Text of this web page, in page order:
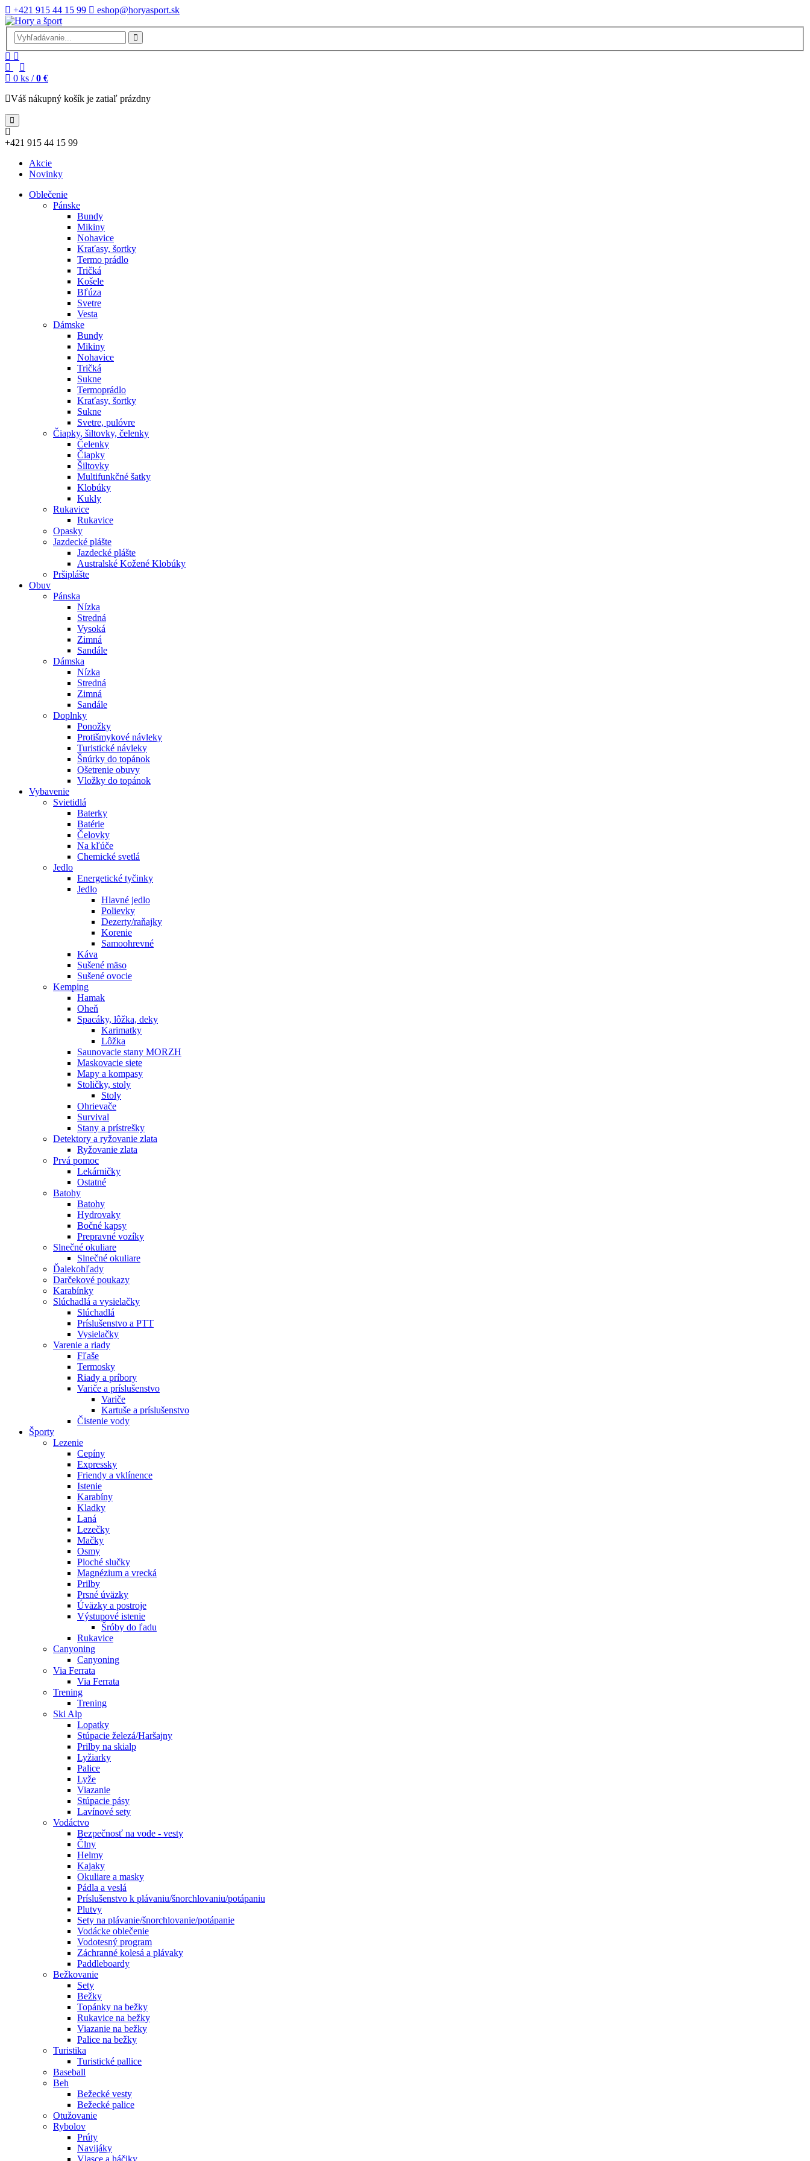
+421 915 44 15 99 eshop@horyasport.sk
0 ks / 0 €
Váš nákupný košík je zatiaľ prázdny
+421 915 44 15 99
Akcie
Novinky
Oblečenie
Pánske
Bundy
Mikiny
Nohavice
Kraťasy, šortky
Termo prádlo
Tričká
Košele
Bľúza
Svetre
Vesta
Dámske
Bundy
Mikiny
Nohavice
Tričká
Sukne
Termoprádlo
Kraťasy, šortky
Sukne
Svetre, pulóvre
Čiapky, šiltovky, čelenky
Čelenky
Čiapky
Šiltovky
Multifunkčné šatky
Klobúky
Kukly
Rukavice
Rukavice
Opasky
Jazdecké plášte
Jazdecké plášte
Australské Kožené Klobúky
Pršiplášte
Obuv
Pánska
Nízka
Stredná
Vysoká
Zimná
Sandále
Dámska
Nízka
Stredná
Zimná
Sandále
Doplnky
Ponožky
Protišmykové návleky
Turistické návleky
Šnúrky do topánok
Ošetrenie obuvy
Vložky do topánok
Vybavenie
Svietidlá
Baterky
Batérie
Čelovky
Na kľúče
Chemické svetlá
Jedlo
Energetické tyčinky
Jedlo
Hlavné jedlo
Polievky
Dezerty/raňajky
Korenie
Samoohrevné
Káva
Sušené mäso
Sušené ovocie
Kemping
Hamak
Oheň
Spacáky, lôžka, deky
Karimatky
Lôžka
Saunovacie stany MORZH
Maskovacie siete
Mapy a kompasy
Stoličky, stoly
Stoly
Ohrievače
Survival
Stany a prístrešky
Detektory a ryžovanie zlata
Ryžovanie zlata
Prvá pomoc
Lekárničky
Ostatné
Batohy
Batohy
Hydrovaky
Bočné kapsy
Prepravné vozíky
Slnečné okuliare
Slnečné okuliare
Ďalekohľady
Darčekové poukazy
Karabínky
Slúchadlá a vysielačky
Slúchadlá
Príslušenstvo a PTT
Vysielačky
Varenie a riady
Fľaše
Termosky
Riady a príbory
Variče a príslušenstvo
Variče
Kartuše a príslušenstvo
Čistenie vody
Športy
Lezenie
Cepíny
Expressky
Friendy a vklínence
Istenie
Karabíny
Kladky
Laná
Lezečky
Mačky
Osmy
Ploché slučky
Magnézium a vrecká
Prilby
Prsné úväzky
Úväzky a postroje
Výstupové istenie
Šróby do ľadu
Rukavice
Canyoning
Canyoning
Via Ferrata
Via Ferrata
Trening
Trening
Ski Alp
Lopatky
Stúpacie železá/Haršajny
Prilby na skialp
Lyžiarky
Palice
Lyže
Viazanie
Stúpacie pásy
Lavínové sety
Vodáctvo
Bezpečnosť na vode - vesty
Člny
Helmy
Kajaky
Okuliare a masky
Pádla a veslá
Príslušenstvo k plávaniu/šnorchlovaniu/potápaniu
Plutvy
Sety na plávanie/šnorchlovanie/potápanie
Vodácke oblečenie
Vodotesný program
Záchranné kolesá a plávaky
Paddleboardy
Bežkovanie
Sety
Bežky
Topánky na bežky
Rukavice na bežky
Viazanie na bežky
Palice na bežky
Turistika
Turistické pallice
Baseball
Beh
Bežecké vesty
Bežecké palice
Otužovanie
Rybolov
Prúty
Navijáky
Vlasce a háčiky